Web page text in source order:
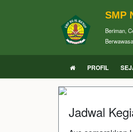
SMP
Beriman,
PROFIL
Jadwal